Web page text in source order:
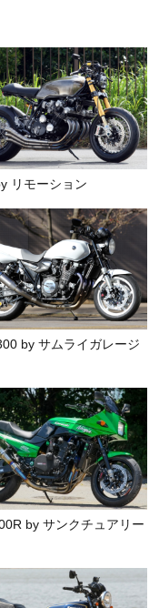
リモーション
by サムライガレージ
by サンクチュアリー